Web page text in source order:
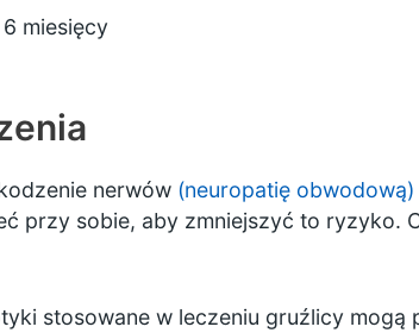
miesięcy
nerwów (neuropatię obwodową)
przy sobie, aby zmniejszyć to ryzyko.
stosowane w leczeniu gruźlicy